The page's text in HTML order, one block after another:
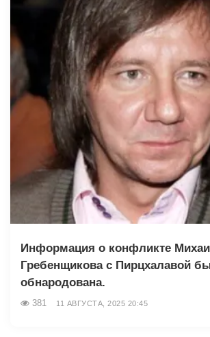
Информация о конфликте
Гребенщикова с Пирцхалавой
обнародована.
381 11 АВГУСТА, 2025 20:45